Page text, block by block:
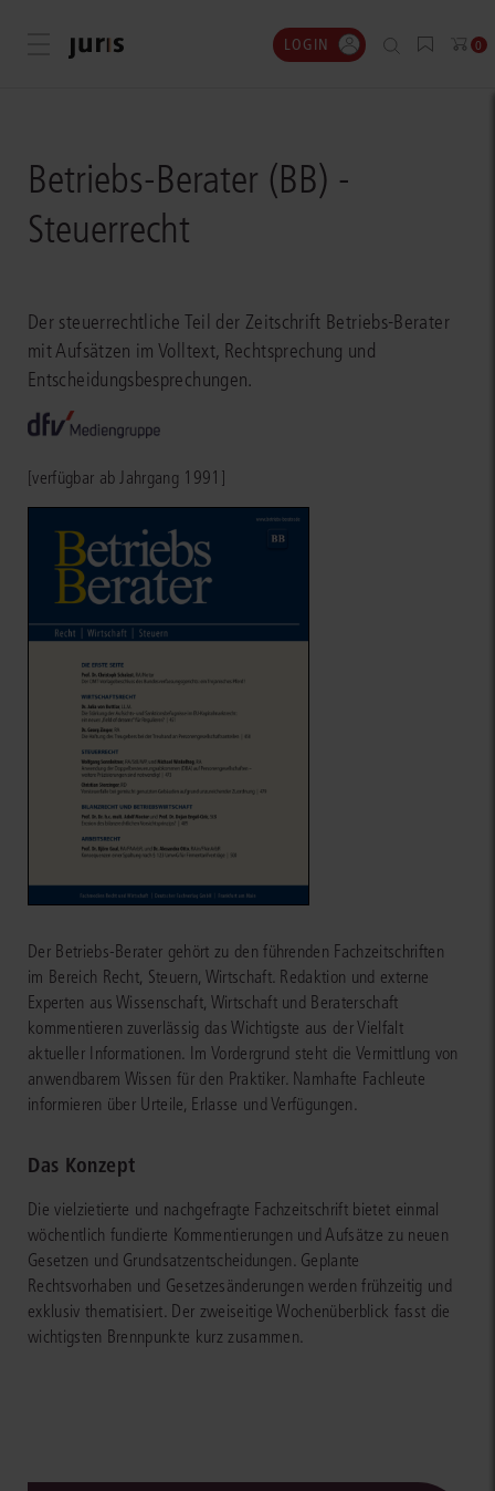
Menü öffnen LOGIN 0
Betriebs-Berater (BB) -
Steuerrecht
Der steuerrechtliche Teil der Zeitschrift Betriebs-Berater
mit Aufsätzen im Volltext, Rechtsprechung und
Entscheidungsbesprechungen.
[verfügbar ab Jahrgang 1991]
Der Betriebs-Berater gehört zu den führenden Fachzeitschriften
im Bereich Recht, Steuern, Wirtschaft. Redaktion und externe
Experten aus Wissenschaft, Wirtschaft und Beraterschaft
kommentieren zuverlässig das Wichtigste aus der Vielfalt
aktueller Informationen. Im Vordergrund steht die Vermittlung von
anwendbarem Wissen für den Praktiker. Namhafte Fachleute
informieren über Urteile, Erlasse und Verfügungen.
Das Konzept
Die vielzietierte und nachgefragte Fachzeitschrift bietet einmal
wöchentlich fundierte Kommentierungen und Aufsätze zu neuen
Gesetzen und Grundsatzentscheidungen. Geplante
Rechtsvorhaben und Gesetzesänderungen werden frühzeitig und
exklusiv thematisiert. Der zweiseitige Wochenüberblick fasst die
wichtigsten Brennpunkte kurz zusammen.